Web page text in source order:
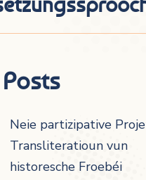
Neie partizipative
Transliteratioun vun
historesche Froebéi